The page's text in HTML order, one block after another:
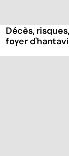
Décès,
foyer